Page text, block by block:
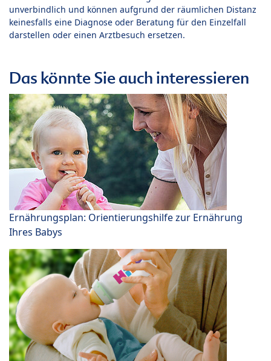
unverbindlich und können aufgrund der räumlichen Distanz
keinesfalls eine Diagnose oder Beratung für den Einzelfall
darstellen oder einen Arztbesuch ersetzen.
Das könnte Sie auch interessieren
Ernährungsplan: Orientierungshilfe zur Ernährung
Ihres Babys